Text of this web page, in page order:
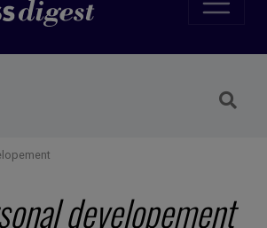
developement